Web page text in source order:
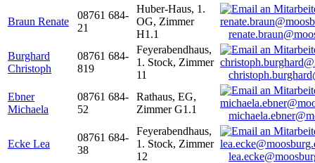
Braun Renate
08761 684-
21
Huber-Haus, 1.
OG, Zimmer
H1.1
Burghard
Christoph
08761 684-
819
Feyerabendhaus,
1. Stock, Zimmer
11
Ebner
Michaela
08761 684-
52
Rathaus, EG,
Zimmer G1.1
Ecke Lea
08761 684-
38
Feyerabendhaus,
1. Stock, Zimmer
12